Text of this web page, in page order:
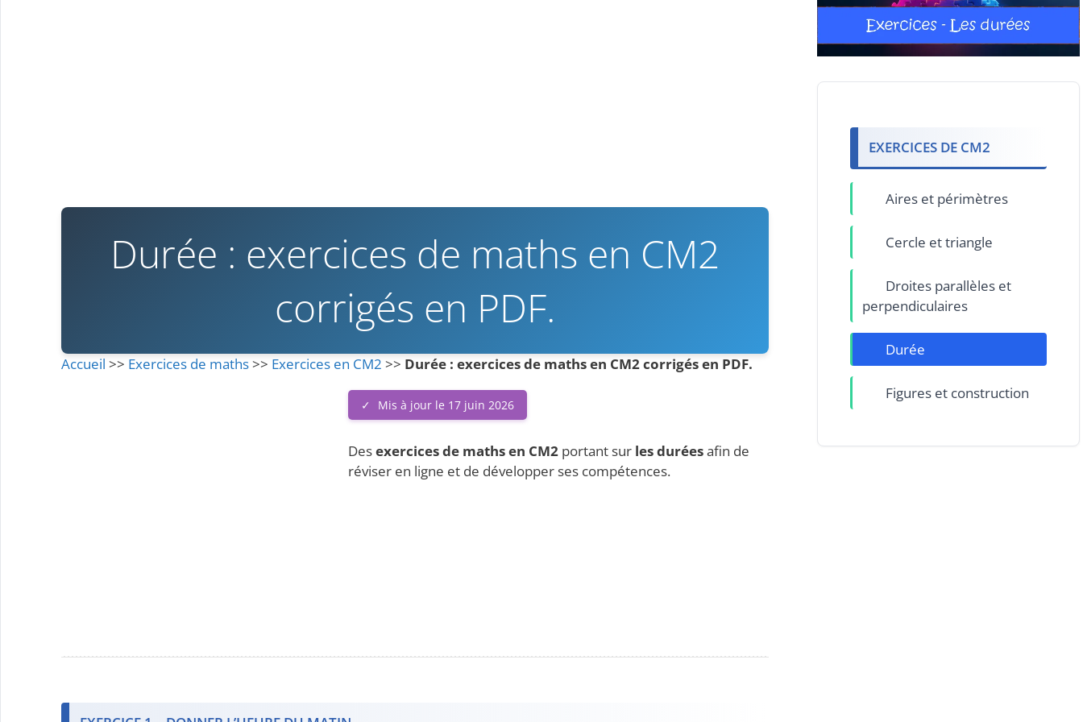
Durée : exercices de maths en CM2
corrigés en PDF.
Accueil >> Exercices de maths>> Exercices en CM2 >> Durée : exercices de maths en CM2 corrigés en PDF.
Mis à jour le 17 juin 2026
Desexercices de maths en CM2 portant sur les duréesafin de
réviser en ligne et de développer ses compétences.
EXERCICES DE CM2
Aires et périmètres
Cercle et triangle
Droites parallèles et
perpendiculaires
Durée
Figures et construction